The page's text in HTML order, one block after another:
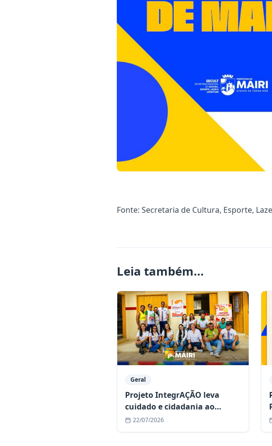
Fonte: Secretaria de Cultura, Esporte,
Leia também...
Geral
Projeto IntegrAÇÃO leva
cuidado e cidadania ao
povoado de Bonsucesso
22/07/2026